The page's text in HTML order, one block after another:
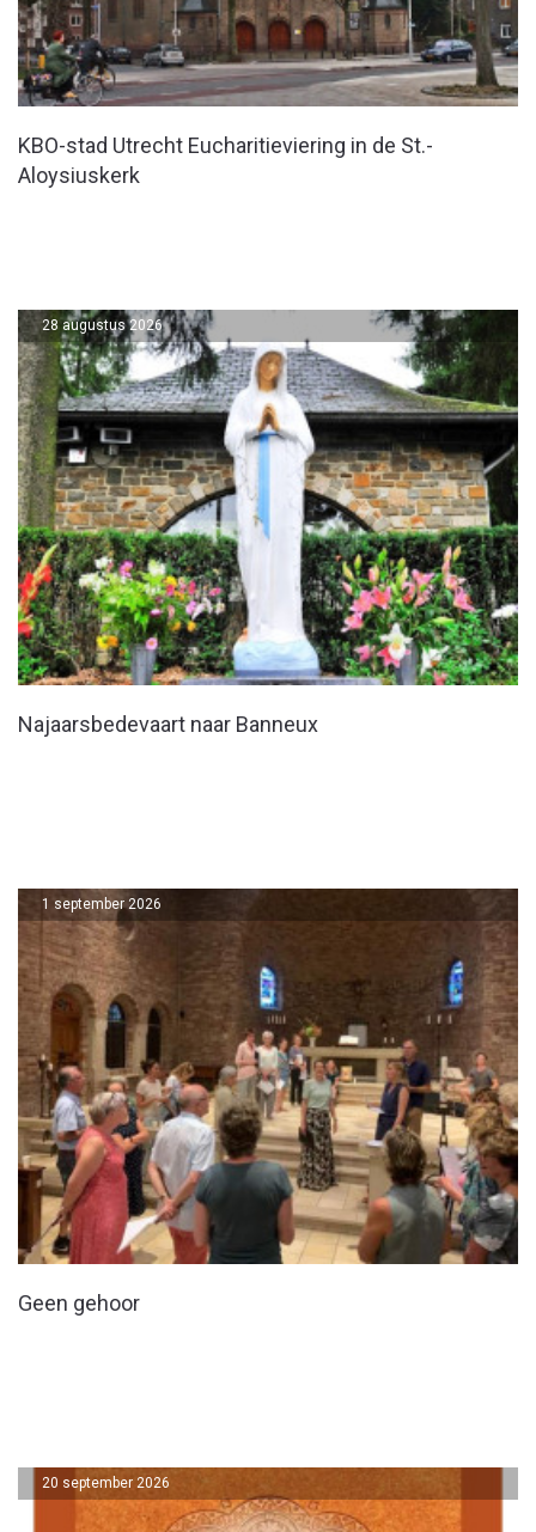
KBO-stad Utrecht Eucharitieviering in de St.-
Aloysiuskerk
Najaarsbedevaart naar Banneux
28 augustus 2026
Geen gehoor
1 september 2026
20 september 2026